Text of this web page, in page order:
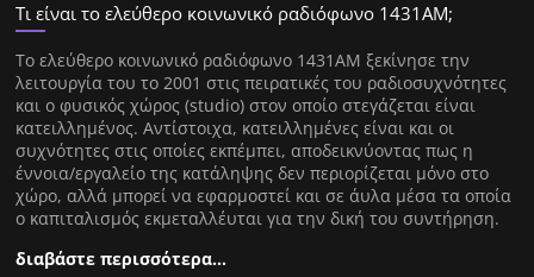
Τι είναι το ελεύθερο κοινωνικό ραδιόφωνο 1431ΑΜ;
Tο ελεύθερο κοινωνικό ραδιόφωνο 1431AM ξεκίνησε την
λειτουργία του το 2001 στις πειρατικές του ραδιοσυχνότητες
και ο φυσικός χώρος (studio) στον οποίο στεγάζεται είναι
κατειλλημένος. Αντίστοιχα, κατειλλημένες είναι και οι
συχνότητες στις οποίες εκπέμπει, αποδεικνύοντας πως η
έννοια/εργαλείο της κατάληψης δεν περιορίζεται μόνο στο
χώρο, αλλά μπορεί να εφαρμοστεί και σε άυλα μέσα τα οποία
ο καπιταλισμός εκμεταλλέυται για την δική του συντήρηση.
διαβάστε περισσότερα…